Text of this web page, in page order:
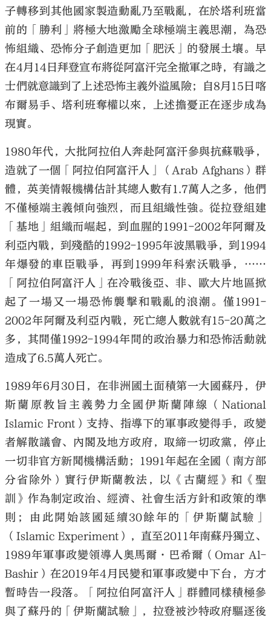
子轉移到其他國家製造動亂乃至戰亂，在於塔利班當
前的「勝利」將極大地激勵全球極端主義思潮，為恐
怖組織、恐怖分子創造更加「肥沃」的發展土壤。早
在4月14日拜登宣布將從阿富汗完全撤軍之時，有識之
士們就意識到了上述恐怖主義外溢風險；自8月15日喀
布爾易手、塔利班奪權以來，上述擔憂正在逐步成為
現實。
1980年代，大批阿拉伯人奔赴阿富汗參與抗蘇戰爭，
造就了一個「阿拉伯阿富汗人」（Arab Afghans）群
體，英美情報機構估計其總人數有1.7萬人之多，他們
不僅極端主義傾向強烈，而且組織性強。從拉登組建
「基地」組織而崛起，到血腥的1991-2002年阿爾及
利亞內戰，到殘酷的1992-1995年波黑戰爭，到1994
年爆發的車臣戰爭，再到1999年科索沃戰爭，……
「阿拉伯阿富汗人」在冷戰後亞、非、歐大片地區掀
起了一場又一場恐怖襲擊和戰亂的浪潮。僅1991-
2002年阿爾及利亞內戰，死亡總人數就有15-20萬之
多，其間僅1992-1994年間的政治暴力和恐怖活動就
造成了6.5萬人死亡。
1989年6月30日，在非洲國土面積第一大國蘇丹，伊
斯蘭原教旨主義勢力全國伊斯蘭陣線（National
Islamic Front）支持、指導下的軍事政變得手，政變
者解散議會、內閣及地方政府，取締一切政黨，停止
一切非官方新聞機構活動；1991年起在全國（南方部
分省除外）實行伊斯蘭教法，以《古蘭經》和《聖
訓》作為制定政治、經濟、社會生活方針和政策的準
則；由此開始該國延續30餘年的「伊斯蘭試驗」
（Islamic Experiment），直至2011年南蘇丹獨立、
1989年軍事政變領導人奧馬爾·巴希爾（Omar Al-
Bashir）在2019年4月民變和軍事政變中下台，方才
暫時告一段落。「阿拉伯阿富汗人」群體同樣積極參
與了蘇丹的「伊斯蘭試驗」，拉登被沙特政府驅逐後